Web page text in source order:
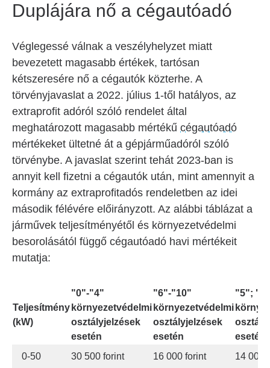
Duplájára nő a cégautóadó
Véglegessé válnak a veszélyhelyzet miatt
bevezetett magasabb értékek, tartósan
kétszeresére nő a cégautók közterhe. A
törvényjavaslat a 2022. július 1-től hatályos, az
extraprofit adóról szóló rendelet által
meghatározott magasabb mértékű cégautóadó
mértékeket ültetné át a gépjárműadóról szóló
törvénybe. A javaslat szerint tehát 2023-ban is
annyit kell fizetni a cégautók után, mint amennyit a
kormány az extraprofitadós rendeletben az idei
második félévére előirányzott. Az alábbi táblázat a
járművek teljesítményétől és környezetvédelmi
besorolásától függő cégautóadó havi mértékeit
mutatja:
Teljesítmény
(kW)
"0"-"4"
környezetvédelmi
osztályjelzések
esetén
"6"-"10"
környezetvédelmi
osztályjelzések
esetén
"5";
esetén
0-50
30 500 forint 16 000 forint 14 000